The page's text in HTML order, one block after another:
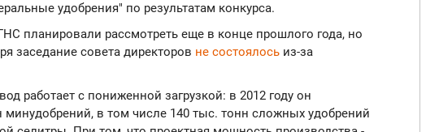
удобрения" по результатам конкурса.
планировали рассмотреть еще в конце прошлого года, но
заседание совета директоров не состоялось из-за
работает с пониженной загрузкой: в 2012 году он
минудобрений, в том числе 140 тыс. тонн сложных удобрений